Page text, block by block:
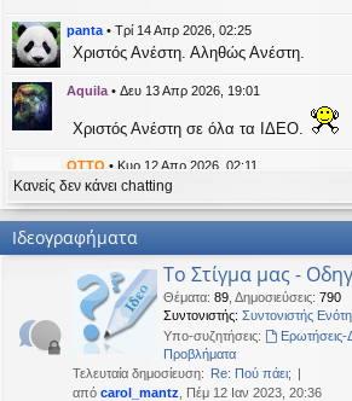
εις panta • Τρί 14 Απρ 2026, 02:25
Χριστός Ανέστη. Αληθώς Ανέστη.
Aquila • Δευ 13 Απρ 2026, 19:01
Χριστός Ανέστη σε όλα τα ΙΔΕΟ.
OTTO • Κυρ 12 Απρ 2026, 02:11
likes this message
panta έγραψε:
Καλή Μεγάλη Εβδομάδα. Καλή
Καλή Ανάσταση σε όλους!
• Τετ 08 Απρ 2026, 14:21
Κανείς δεν κάνει chatting
Ιδεογραφήματα
Το Στίγμα μας -
Θέματα: 89 Δημοσιεύσεις: 790
Συντονιστής: Συντονιστής
Υπο-συζητήσεις:
Ερωτήσεις-
Προβλήματα
Τελευταία δημοσίευση: Re: Πού πάει;
από carol_mantz , Πέμ 12 Ιαν 2023, 20:36